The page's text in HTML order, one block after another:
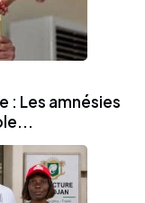
: Les amnésies